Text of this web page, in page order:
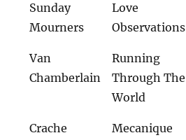
Sunday
Mourners
Love
Observations
Van
Chamberlain
Running
Through The
World
Crache
Mecanique